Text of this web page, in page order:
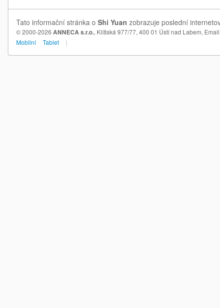
Tato informační stránka o Shi Yuan zobrazuje poslední
© 2000-2026 ANNECA s.r.o., Klíšská 977/77, 400 01 Ústí nad Labem,
Mobilní
Tablet |